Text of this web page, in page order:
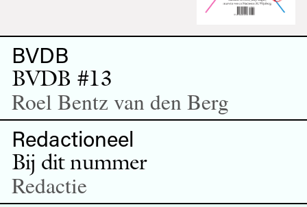
BVDB
BVDB #13
Roel Bentz van den Berg
Redactioneel
Bij dit nummer
Redactie